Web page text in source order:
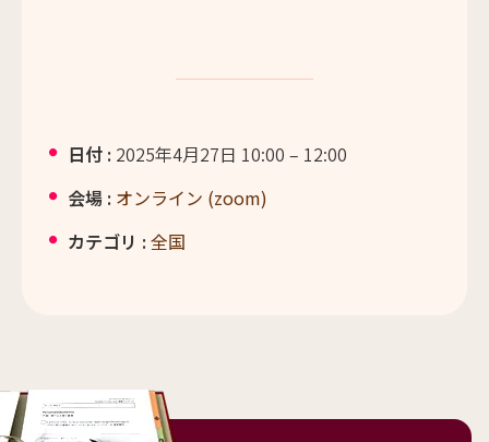
日付 : 2025年4月27日 10:00 – 12:00
会場 : オンライン (zoom)
カテゴリ : 全国